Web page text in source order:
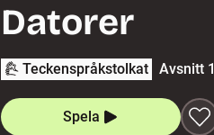
Datorer
Teckenspråkstolkat Avsnitt 1
Spela